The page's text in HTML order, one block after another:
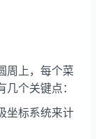
周上，每个菜
个关键点：
坐标系统来计